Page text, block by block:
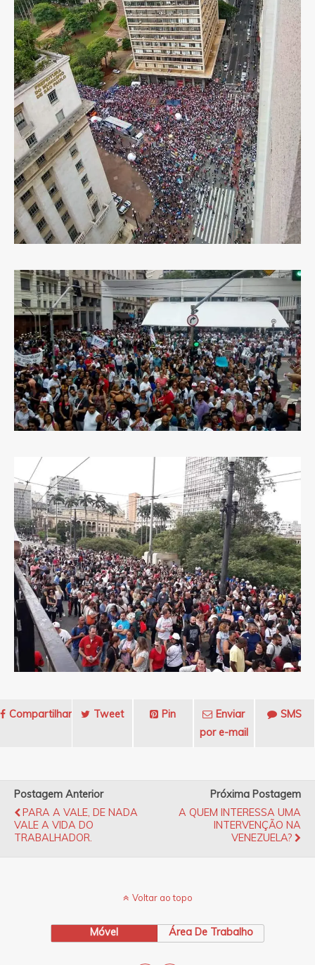
Compartilhar Tweet Pin
Enviar
por e-mail
SMS
Postagem Anterior
PARA A VALE, DE NADA
VALE A VIDA DO
TRABALHADOR.
Próxima Postagem
A QUEM INTERESSA UMA
INTERVENÇÃO NA
VENEZUELA?
Voltar ao topo
Móvel Área De Trabalho